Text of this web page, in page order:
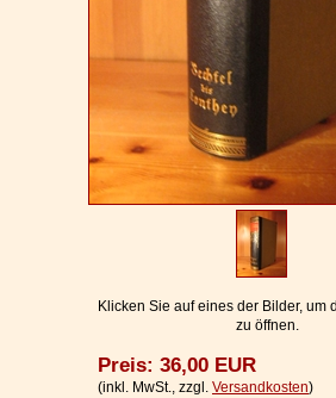
Datenschutzerklärung
Ihr WarenkorbKlicken Sie auf eines der Bilder, um
zu öffnen.
Preis: 36,00 EUR
(inkl. MwSt., zzgl. Versandkosten)